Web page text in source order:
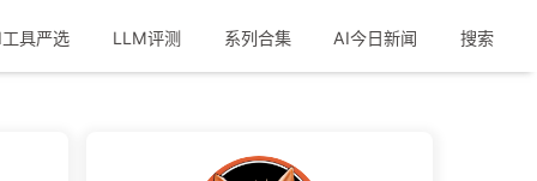
具严选 LLM评测 系列合集 AI今日新闻 搜索